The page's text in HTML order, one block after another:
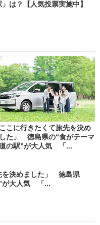
は？【人気投票実施中】
ここに行きたくて旅先を決め
た」 徳島県の“食がテーマ
の駅”が大人気 「...
を決めました」 徳島県
が大人気 「...